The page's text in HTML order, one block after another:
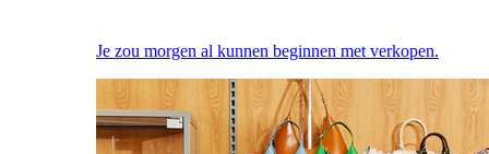
Je zou morgen al kunnen beginnen met verkopen.